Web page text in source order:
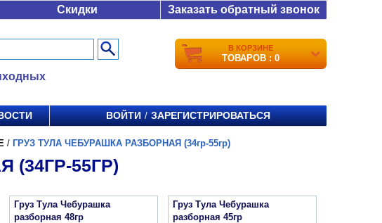
Скидки Заказать обратный звонок
В КОРЗИНЕ
ТОВАРОВ : 0
ВОЙТИ / ЗАРЕГИСТРИРОВАТЬСЯ
/ ГРУЗ ТУЛА ЧЕБУРАШКА РАЗБОРНАЯ (34гр-55гр)
(34ГР-55ГР)
Груз Тула Чебурашка
разборная 48гр
Груз Тула Чебурашка
разборная 45гр